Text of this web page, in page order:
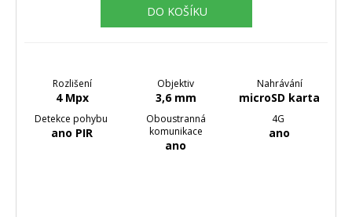
DO KOŠÍKU
Rozlišení
4 Mpx
Objektiv
3,6 mm
Nahrávání
microSD karta
Detekce pohybu
ano PIR
Oboustranná
komunikace
ano
4G
ano